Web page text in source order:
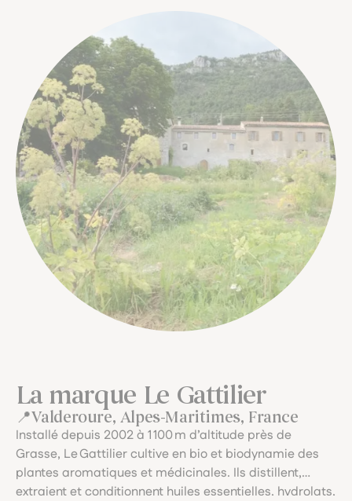
La marque Le Gattilier
Valderoure, Alpes-Maritimes, France
Installé depuis 2002 à 1 100 m d’altitude près de
Grasse, Le Gattilier cultive en bio et biodynamie des
plantes aromatiques et médicinales. Ils distillent,
extraient et conditionnent huiles essentielles, hydrolats,